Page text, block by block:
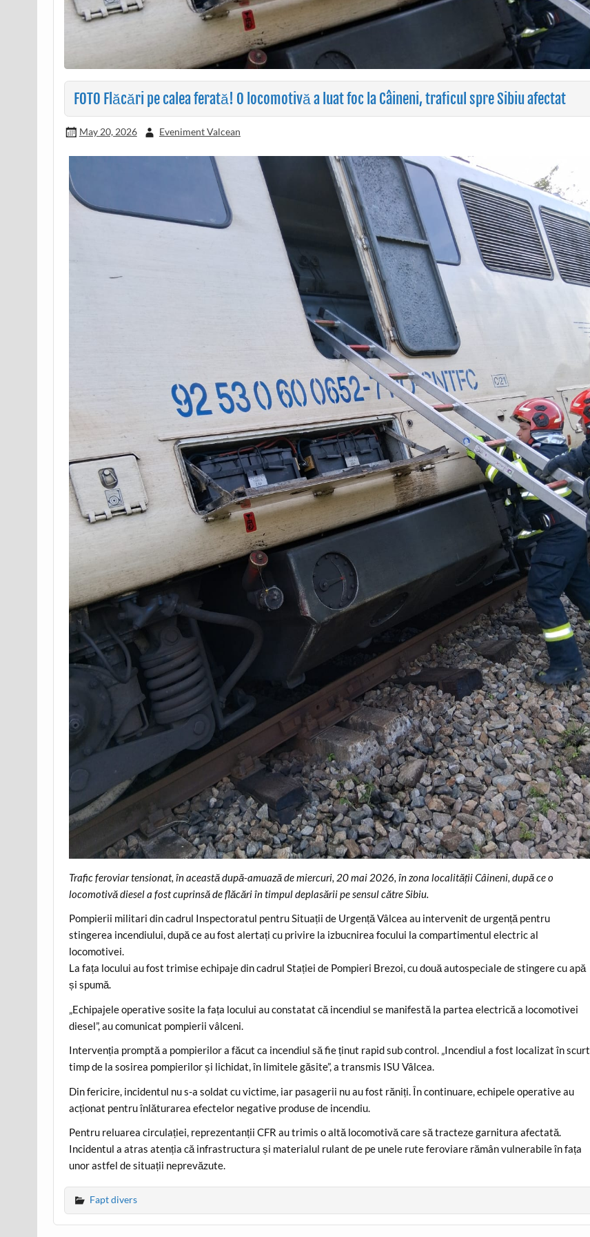
FOTO Flăcări pe calea ferată! O locomotivă a luat foc la Câineni, traficul spre Sibiu afectat
May 20, 2026 Eveniment Valcean
Trafic feroviar tensionat, în această după-amuază de miercuri, 20 mai 2026, în zona localității Câineni, după ce o
locomotivă diesel a fost cuprinsă de flăcări în timpul deplasării pe sensul către Sibiu.
Pompierii militari din cadrul Inspectoratul pentru Situații de Urgență Vâlcea au intervenit de urgență pentru
stingerea incendiului, după ce au fost alertați cu privire la izbucnirea focului la compartimentul electric al
locomotivei.
La fața locului au fost trimise echipaje din cadrul Stației de Pompieri Brezoi, cu două autospeciale de stingere cu apă
și spumă.
„Echipajele operative sosite la fața locului au constatat că incendiul se manifestă la partea electrică a locomotivei
diesel”, au comunicat pompierii vâlceni.
Intervenția promptă a pompierilor a făcut ca incendiul să fie ținut rapid sub control. „Incendiul a fost localizat în scurt
timp de la sosirea pompierilor și lichidat, în limitele găsite”, a transmis ISU Vâlcea.
Din fericire, incidentul nu s-a soldat cu victime, iar pasagerii nu au fost răniți. În continuare, echipele operative au
acționat pentru înlăturarea efectelor negative produse de incendiu.
Pentru reluarea circulației, reprezentanții CFR au trimis o altă locomotivă care să tracteze garnitura afectată.
Incidentul a atras atenția că infrastructura și materialul rulant de pe unele rute feroviare rămân vulnerabile în fața
unor astfel de situații neprevăzute.
Fapt divers